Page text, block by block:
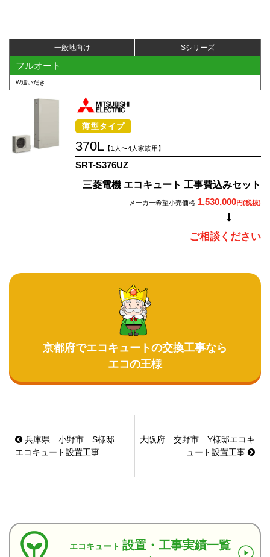
一般地向け Sシリーズ
フルオート
W追いだき
薄型タイプ
370L 【1人〜4人家族用】
SRT-S376UZ
三菱電機 エコキュート 工事費込みセット
メーカー希望小売価格 1,530,000円(税抜)
ご相談ください
京都府でエコキュートの交換工事なら
エコの王様
兵庫県 小野市 S様邸
エコキュート設置工事
大阪府 交野市 Y様邸エコキ
ュート設置工事
エコキュート 設置・工事実績一覧